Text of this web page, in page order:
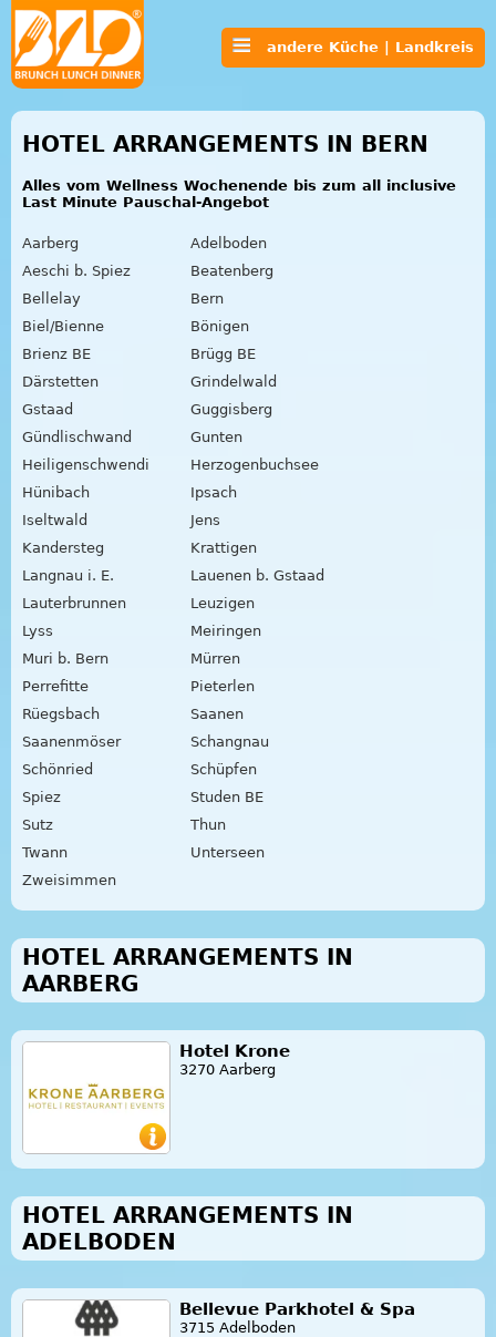
andere Küche | Landkreis
HOTEL ARRANGEMENTS IN BERN
Alles vom Wellness Wochenende bis zum all inclusive
Last Minute Pauschal-Angebot
Aarberg
Adelboden
Aeschi b. Spiez
Beatenberg
Bellelay
Bern
Biel/Bienne
Bönigen
Brienz BE
Brügg BE
Därstetten
Grindelwald
Gstaad
Guggisberg
Gündlischwand
Gunten
Heiligenschwendi
Herzogenbuchsee
Hünibach
Ipsach
Iseltwald
Jens
Kandersteg
Krattigen
Langnau i. E.
Lauenen b. Gstaad
Lauterbrunnen
Leuzigen
Lyss
Meiringen
Muri b. Bern
Mürren
Perrefitte
Pieterlen
Rüegsbach
Saanen
Saanenmöser
Schangnau
Schönried
Schüpfen
Spiez
Studen BE
Sutz
Thun
Twann
Unterseen
Zweisimmen
HOTEL ARRANGEMENTS IN
AARBERG
Hotel Krone
3270 Aarberg
HOTEL ARRANGEMENTS IN
ADELBODEN
Bellevue Parkhotel & Spa
3715 Adelboden